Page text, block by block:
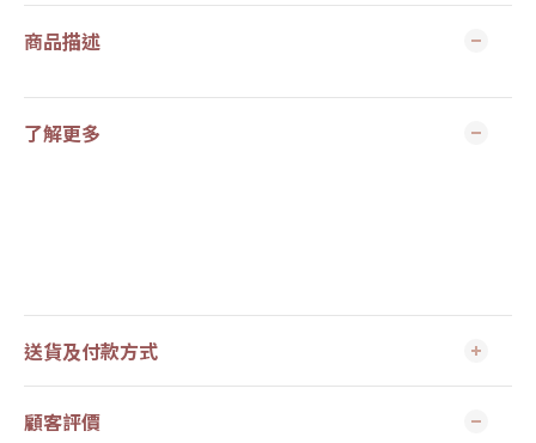
商品描述
了解更多
送貨及付款方式
顧客評價